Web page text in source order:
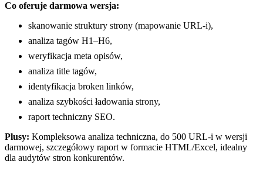
Co oferuje darmowa wersja:
skanowanie struktury strony (mapowanie URL-i),
analiza tagów H1–H6,
weryfikacja meta opisów,
analiza title tagów,
identyfikacja broken linków,
analiza szybkości ładowania strony,
raport techniczny SEO.
Plusy: Kompleksowa analiza techniczna, do 500 URL-i w wersji
darmowej, szczegółowy raport w formacie HTML/Excel, idealny
dla audytów stron konkurentów.